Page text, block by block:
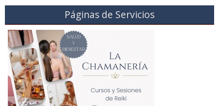
Páginas de Servicios